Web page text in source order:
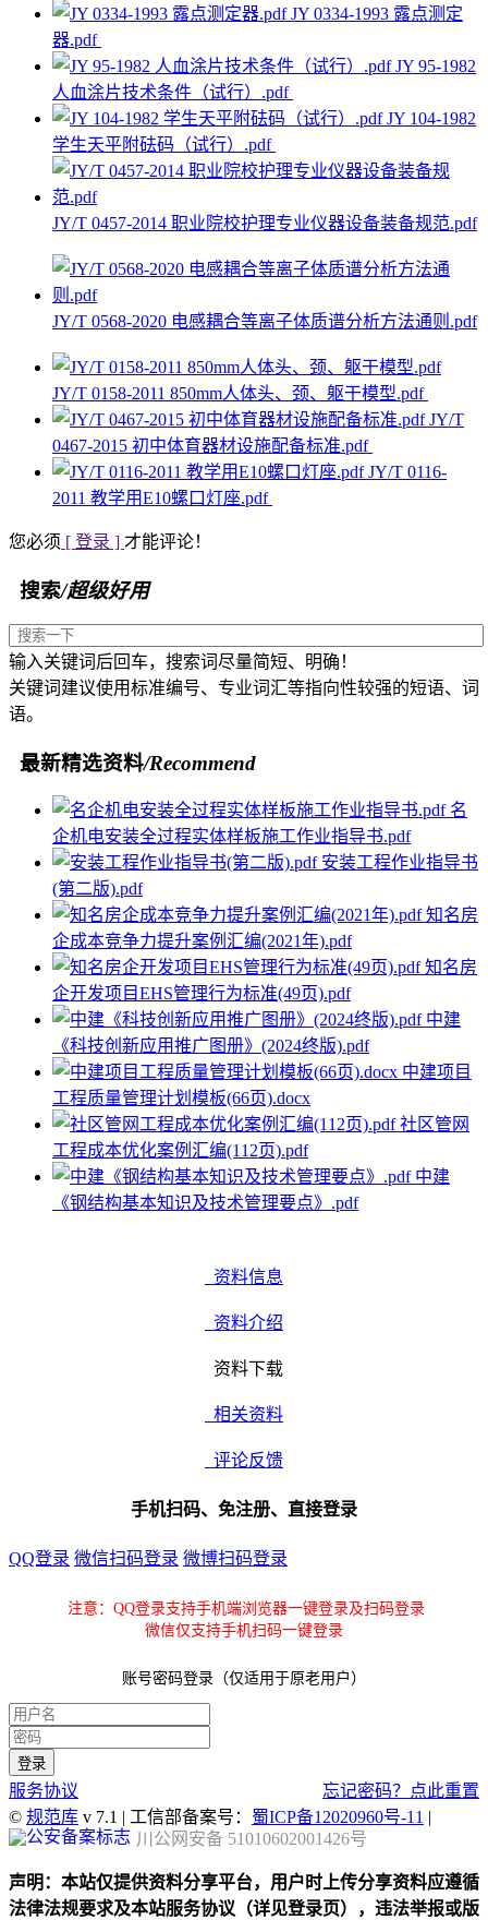
JY 0334-1993 露点测定
器.pdf
JY 95-1982
人血涂片技术条件（试行）.pdf
JY 104-1982
学生天平附砝码（试行）.pdf
JY/T 0457-2014 职业院校护理专业仪器设备装备规范.pdf
JY/T 0568-2020 电感耦合等离子体质谱分析方法通则.pdf
JY/T 0158-2011 850mm人体头、颈、躯干模型.pdf
JY/T
0467-2015 初中体育器材设施配备标准.pdf
JY/T 0116-
2011 教学用E10螺口灯座.pdf
您必须 [ 登录 ] 才能评论！
搜索/超级好用
输入关键词后回车，搜索词尽量简短、明确！
关键词建议使用标准编号、专业词汇等指向性较强的短语、词
语。
最新精选资料/Recommend
名
企机电安装全过程实体样板施工作业指导书.pdf
安装工程作业指导书
(第二版).pdf
知名房
企成本竞争力提升案例汇编(2021年).pdf
知名房
企开发项目EHS管理行为标准(49页).pdf
中建
《科技创新应用推广图册》(2024终版).pdf
中建项目
工程质量管理计划模板(66页).docx
社区管网
工程成本优化案例汇编(112页).pdf
中建
《钢结构基本知识及技术管理要点》.pdf
资料信息
资料介绍
资料下载
相关资料
评论反馈
手机扫码、免注册、直接登录
QQ登录 微信扫码登录 微博扫码登录
注意：QQ登录支持手机端浏览器一键登录及扫码登录
微信仅支持手机扫码一键登录
账号密码登录（仅适用于原老用户）
服务协议
忘记密码？点此重置
© 规范库 v 7.1 | 工信部备案号： 蜀ICP备12020960号-11 |
川公网安备 51010602001426号
声明：本站仅提供资料分享平台，用户时上传分享资料应遵循
法律法规要求及本站服务协议（详见登录页），违法举报或版